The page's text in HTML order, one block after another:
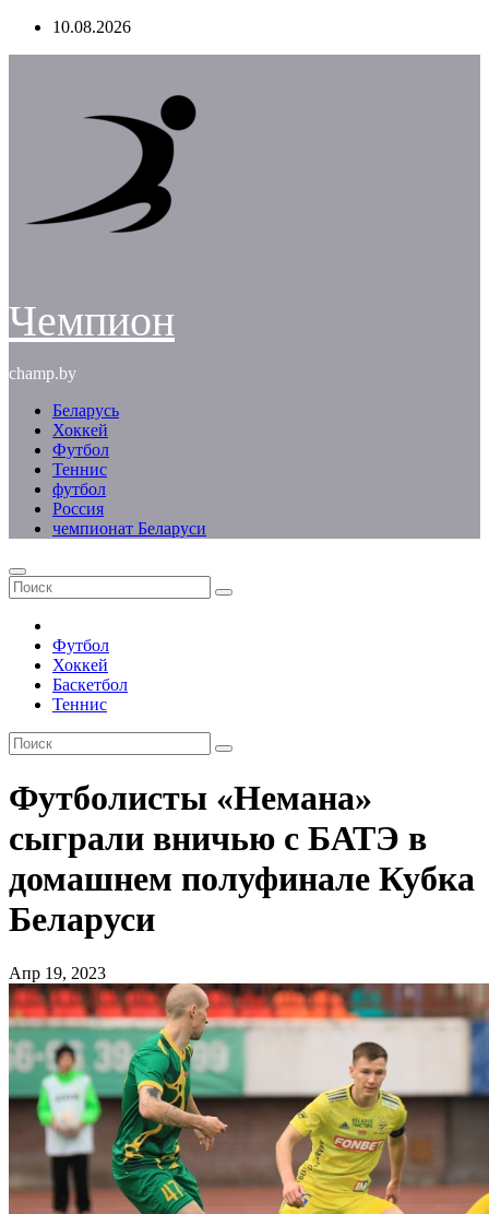
Перейти10.08.2026
Чемпион
champ.by
Беларусь
Хоккей
Футбол
Теннис
футбол
Россия
чемпионат Беларуси
Футбол
Хоккей
Баскетбол
Теннис
Футболисты «Немана»
сыграли вничью с БАТЭ в
домашнем полуфинале Кубка
Беларуси
Апр 19, 2023